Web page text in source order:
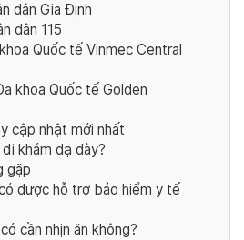
dân Gia Định
dân 115
Quốc tế Vinmec Central
khoa Quốc tế Golden
cập nhật mới nhất
khám dạ dày?
gặp
được hỗ trợ bảo hiểm y tế
cần nhịn ăn không?